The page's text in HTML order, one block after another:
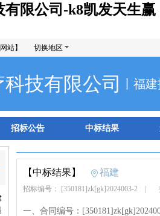
限公司-k8凯发天生赢
站】 切换地区
技有限公司 丨福
招标公告 中标结果
【中标结果】 福建
招标编号： [350181]zk[gk]2024003-2
一、合同编号：